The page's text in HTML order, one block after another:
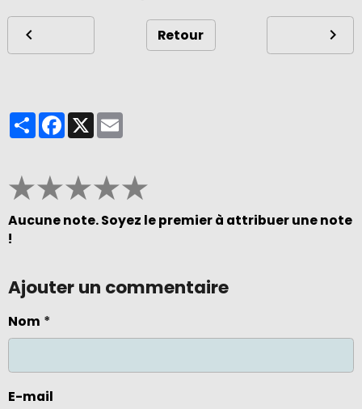
Retour
PartagerFacebook
X
★★★★★
Aucune note. Soyez le premier à attribuer une note
!
Ajouter un commentaire
Nom
E-mail